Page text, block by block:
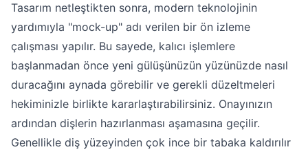
Tasarım netleştikten sonra, modern teknolojinin
yardımıyla "mock-up" adı verilen bir ön izleme
çalışması yapılır. Bu sayede, kalıcı işlemlere
başlanmadan önce yeni gülüşünüzün yüzünüzde nasıl
duracağını aynada görebilir ve gerekli düzeltmeleri
hekiminizle birlikte kararlaştırabilirsiniz. Onayınızın
ardından dişlerin hazırlanması aşamasına geçilir.
Genellikle diş yüzeyinden çok ince bir tabaka kaldırılır